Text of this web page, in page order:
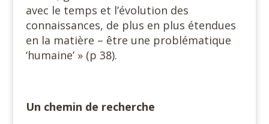
avec le temps et l’évolution des
connaissances, de plus en plus étendues
en la matière – être une problématique
‘humaine’ » (p 38).
Un chemin de recherche